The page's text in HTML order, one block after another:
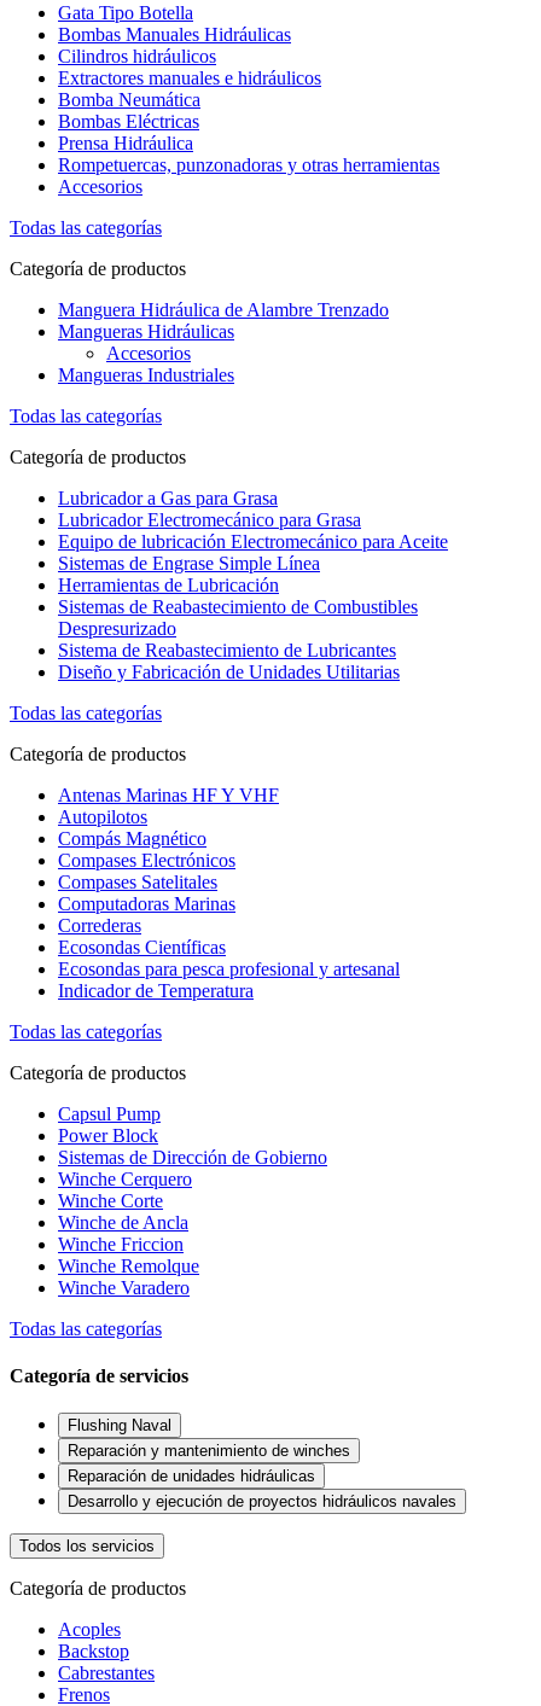
Gata Tipo Botella
Bombas Manuales Hidráulicas
Cilindros hidráulicos
Extractores manuales e hidráulicos
Bomba Neumática
Bombas Eléctricas
Prensa Hidráulica
Rompetuercas, punzonadoras y otras herramientas
Accesorios
Todas las categorías
Categoría de productos
Manguera Hidráulica de Alambre Trenzado
Mangueras Hidráulicas
Accesorios
Mangueras Industriales
Todas las categorías
Categoría de productos
Lubricador a Gas para Grasa
Lubricador Electromecánico para Grasa
Equipo de lubricación Electromecánico para Aceite
Sistemas de Engrase Simple Línea
Herramientas de Lubricación
Sistemas de Reabastecimiento de Combustibles
Despresurizado
Sistema de Reabastecimiento de Lubricantes
Diseño y Fabricación de Unidades Utilitarias
Todas las categorías
Categoría de productos
Antenas Marinas HF Y VHF
Autopilotos
Compás Magnético
Compases Electrónicos
Compases Satelitales
Computadoras Marinas
Correderas
Ecosondas Científicas
Ecosondas para pesca profesional y artesanal
Indicador de Temperatura
Todas las categorías
Categoría de productos
Capsul Pump
Power Block
Sistemas de Dirección de Gobierno
Winche Cerquero
Winche Corte
Winche de Ancla
Winche Friccion
Winche Remolque
Winche Varadero
Todas las categorías
Categoría de servicios
Flushing Naval
Reparación y mantenimiento de winches
Reparación de unidades hidráulicas
Desarrollo y ejecución de proyectos hidráulicos navales
Todos los servicios
Categoría de productos
Acoples
Backstop
Cabrestantes
Frenos